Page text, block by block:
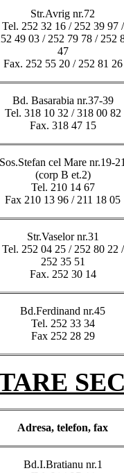
Str.Avrig nr.72
Tel. 252 32 16 / 252 39 97 /
49 03 / 252 79 78 / 252
47
Fax. 252 55 20 / 252 81 26
Bd. Basarabia nr.37-39
Tel. 318 10 32 / 318 00 82
Fax. 318 47 15
Sos.Stefan cel Mare nr.19-
(corp B et.2)
Tel. 210 14 67
Fax 210 13 96 / 211 18 05
Str.Vaselor nr.31
Tel. 252 04 25 / 252 80 22 /
252 35 51
Fax. 252 30 14
Bd.Ferdinand nr.45
Tel. 252 33 34
Fax 252 28 29
Adresa, telefon, fax
Bd.I.Bratianu nr.1